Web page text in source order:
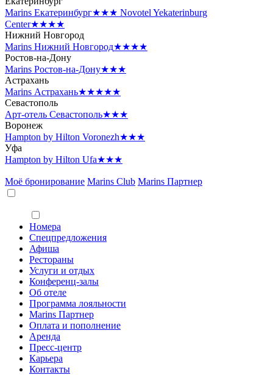
Marins Екатеринбург★★★ Novotel Yekaterinburg
Center★★★★
Нижний Новгород
Marins Нижний Новгород★★★★
Ростов-на-Дону
Marins Ростов-на-Дону★★★
Астрахань
Marins Астрахань★★★★★
Севастополь
Арт-отель Севастополь★★★
Воронеж
Hampton by Hilton Voronezh★★★
Уфа
Hampton by Hilton Ufa★★★
Моё бронирование Marins Club Marins Партнер
Номера
Спецпредложения
Афиша
Рестораны
Услуги и отдых
Конференц-залы
Об отеле
Программа лояльности
Marins Партнер
Оплата и пополнение
Аренда
Пресс-центр
Карьера
Контакты